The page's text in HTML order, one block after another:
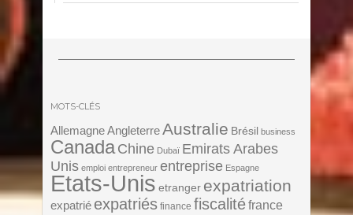
MOTS-CLÉS
Allemagne AngleterreAustralie Brésil business
Canada Chine Dubaï Emirats Arabes
Unis emploi entrepreneur entreprise Espagne
Etats-Unis etranger expatriation
expatrié expatriés finance fiscalitéfrance